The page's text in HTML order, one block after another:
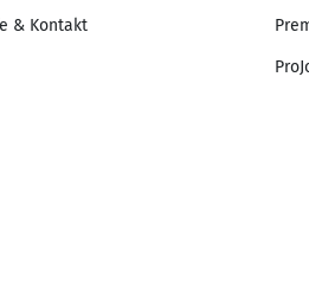
& Kontakt